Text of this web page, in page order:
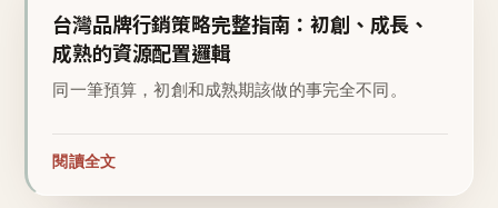
台灣品牌行銷策略完整指南：初創、成長、
成熟的資源配置邏輯
同一筆預算，初創和成熟期該做的事完全不同。
閱讀全文